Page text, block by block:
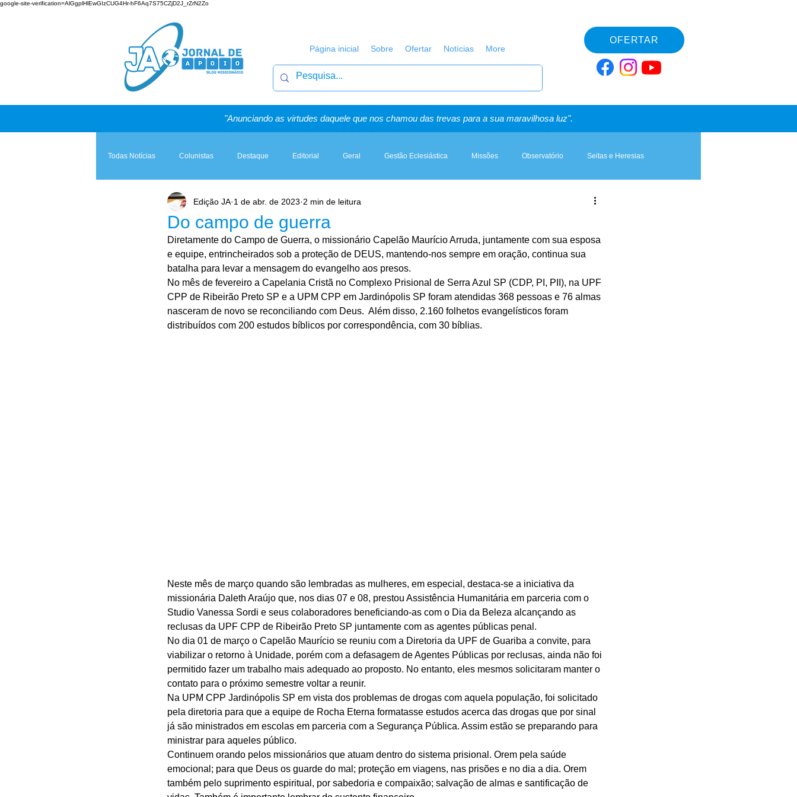
google-site-verification=AlGgplHlEwGIzCUG4Hr-hF6Aq7S75CZjD2J_rZrN2Zo
Página inicial Sobre Ofertar Notícias More
OFERTAR
"Anunciando as virtudes daquele que nos chamou das trevas para a sua maravilhosa luz".
Todas Notícias Colunistas Destaque Editorial Geral Gestão Eclesiástica Missões Observatório Seitas e Heresias
Teologia & Prática A Igreja e a Lei Artigos, Sermões & Esboços
Do campo de guerra
Edição JA 1 de abr. de 2023 2 min de leitura
Diretamente do Campo de Guerra, o missionário Capelão Maurício Arruda, juntamente com sua esposa
e equipe, entrincheirados sob a proteção de DEUS, mantendo-nos sempre em oração, continua sua
batalha para levar a mensagem do evangelho aos presos.
No mês de fevereiro a Capelania Cristã no Complexo Prisional de Serra Azul SP (CDP, PI, PII), na UPF
CPP de Ribeirão Preto SP e a UPM CPP em Jardinópolis SP foram atendidas 368 pessoas e 76 almas
nasceram de novo se reconciliando com Deus.  Além disso, 2.160 folhetos evangelísticos foram
distribuídos com 200 estudos bíblicos por correspondência, com 30 bíblias.
Neste mês de março quando são lembradas as mulheres, em especial, destaca-se a iniciativa da
missionária Daleth Araújo que, nos dias 07 e 08, prestou Assistência Humanitária em parceria com o
Studio Vanessa Sordi e seus colaboradores beneficiando-as com o Dia da Beleza alcançando as
reclusas da UPF CPP de Ribeirão Preto SP juntamente com as agentes públicas penal.
No dia 01 de março o Capelão Maurício se reuniu com a Diretoria da UPF de Guariba a convite, para
viabilizar o retorno à Unidade, porém com a defasagem de Agentes Públicas por reclusas, ainda não foi
permitido fazer um trabalho mais adequado ao proposto. No entanto, eles mesmos solicitaram manter o
contato para o próximo semestre voltar a reunir.
Na UPM CPP Jardinópolis SP em vista dos problemas de drogas com aquela população, foi solicitado
pela diretoria para que a equipe de Rocha Eterna formatasse estudos acerca das drogas que por sinal
já são ministrados em escolas em parceria com a Segurança Pública. Assim estão se preparando para
ministrar para aqueles público.
Continuem orando pelos missionários que atuam dentro do sistema prisional. Orem pela saúde
emocional; para que Deus os guarde do mal; proteção em viagens, nas prisões e no dia a dia. Orem
também pelo suprimento espiritual, por sabedoria e compaixão; salvação de almas e santificação de